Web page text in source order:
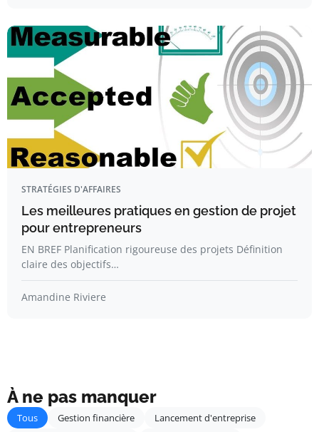
STRATÉGIES D'AFFAIRES
Les meilleures pratiques en gestion de projet
pour entrepreneurs
EN BREF Planification rigoureuse des projets Définition
claire des objectifs…
Amandine Riviere
À ne pas manquer
Tous Gestion financière
Lancement d'entreprise